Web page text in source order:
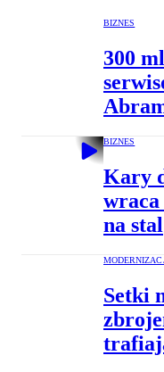
BIZNES
300
BIZNES
Kary
wraca
na stal
Setki